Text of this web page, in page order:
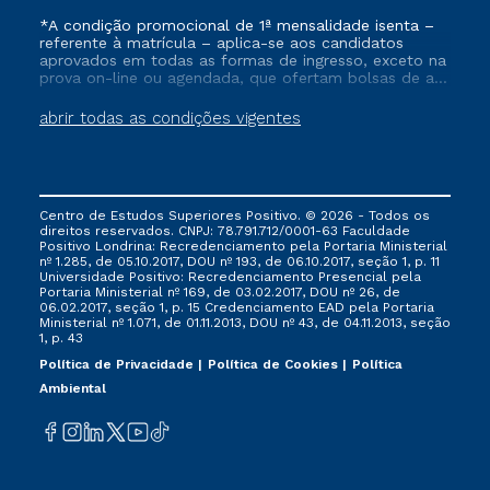
abrir todas as condições vigentes
*A condição promocional de 1ª mensalidade isenta –
referente à matrícula – aplica-se aos candidatos
aprovados em todas as formas de ingresso, exceto na
prova on-line ou agendada, que ofertam bolsas de até
vigente, que ainda não tenham efetivado e/ou não
tenham cancelado ou trancado sua matrícula em uma
via FIES, Prouni e outros programas governamentais, e
não se acumula com nenhuma outra campanha
ofertada pela Instituição.
Centro de Estudos Superiores Positivo. © 2026 - Todos os
direitos reservados. CNPJ: 78.791.712/0001-63 Faculdade
Positivo Londrina: Recredenciamento pela Portaria Ministerial
nº 1.285, de 05.10.2017, DOU nº 193, de 06.10.2017, seção 1, p. 11
Universidade Positivo: Recredenciamento Presencial ​pela
Portaria Ministerial nº 169, de 03.02.2017, DOU nº 26, de
06.02.2017, seção 1, p. 15 Credenciamento EAD pela Portaria
Ministerial nº 1.071, de 01.11.2013, DOU nº 43, de 04.11.2013, seção
1, p. 43
Política de Privacidade
Política de Cookies
Política
Ambiental